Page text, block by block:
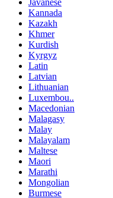
Kannada
Kazakh
Khmer
Kurdish
Kyrgyz
Latin
Latvian
Lithuanian
Luxembou..
Macedonian
Malagasy
Malay
Malayalam
Maltese
Maori
Marathi
Mongolian
Burmese